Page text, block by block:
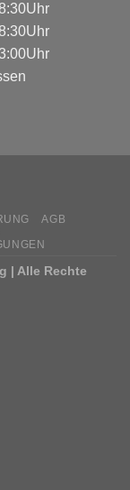
AGB
| Alle Rechte